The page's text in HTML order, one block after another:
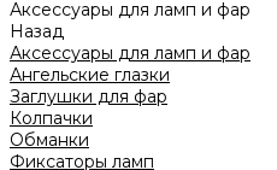
Аксессуары для ламп и фар
Назад
Аксессуары для ламп и фар
Ангельские глазки
Заглушки для фар
Колпачки
Обманки
Фиксаторы ламп